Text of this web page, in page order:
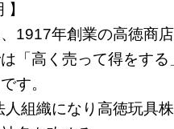
】
1917年創業の高徳商
は「高く売って得をす
す。
人組織になり高徳玩具